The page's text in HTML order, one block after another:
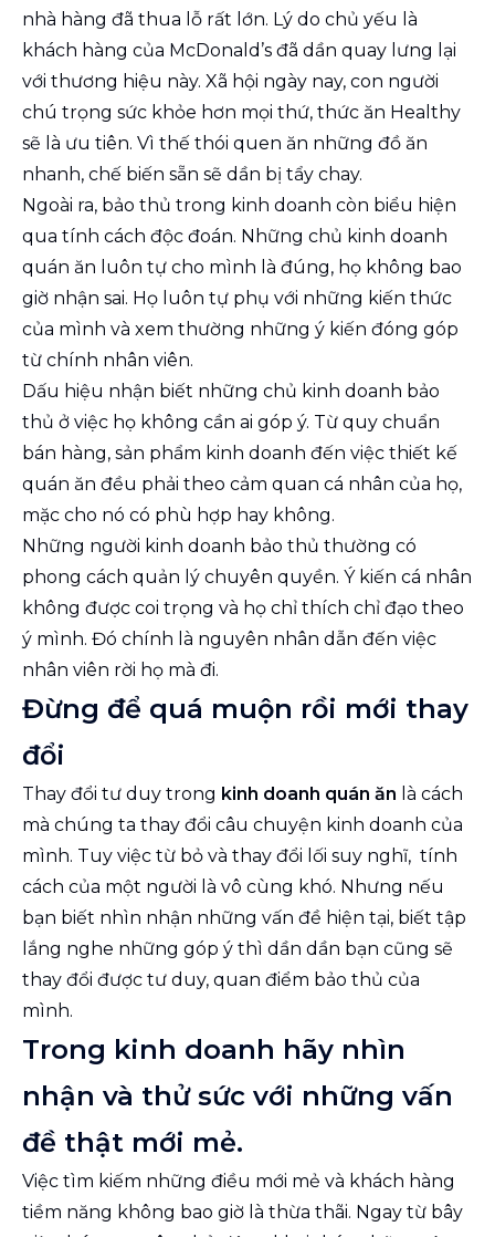
nhà hàng đã thua lỗ rất lớn. Lý do chủ yếu là
khách hàng của McDonald’s đã dần quay lưng lại
với thương hiệu này. Xã hội ngày nay, con người
chú trọng sức khỏe hơn mọi thứ, thức ăn Healthy
sẽ là ưu tiên. Vì thế thói quen ăn những đồ ăn
nhanh, chế biến sẵn sẽ dần bị tẩy chay.
Ngoài ra, bảo thủ trong kinh doanh còn biểu hiện
qua tính cách độc đoán. Những chủ kinh doanh
quán ăn luôn tự cho mình là đúng, họ không bao
giờ nhận sai. Họ luôn tự phụ với những kiến thức
của mình và xem thường những ý kiến đóng góp
từ chính nhân viên.
Dấu hiệu nhận biết những chủ kinh doanh bảo
thủ ở việc họ không cần ai góp ý. Từ quy chuẩn
bán hàng, sản phẩm kinh doanh đến việc thiết kế
quán ăn đều phải theo cảm quan cá nhân của họ,
mặc cho nó có phù hợp hay không.
Những người kinh doanh bảo thủ thường có
phong cách quản lý chuyên quyền. Ý kiến cá nhân
không được coi trọng và họ chỉ thích chỉ đạo theo
ý mình. Đó chính là nguyên nhân dẫn đến việc
nhân viên rời họ mà đi.
Đừng để quá muộn rồi mới thay
đổi
Thay đổi tư duy trong kinh doanh quán ăn là cách
mà chúng ta thay đổi câu chuyện kinh doanh của
mình. Tuy việc từ bỏ và thay đổi lối suy nghĩ, tính
cách của một người là vô cùng khó. Nhưng nếu
bạn biết nhìn nhận những vấn đề hiện tại, biết tập
lắng nghe những góp ý thì dần dần bạn cũng sẽ
thay đổi được tư duy, quan điểm bảo thủ của
mình.
Trong kinh doanh hãy nhìn
nhận và thử sức với những vấn
đề thật mới mẻ.
Việc tìm kiếm những điều mới mẻ và khách hàng
tiềm năng không bao giờ là thừa thãi. Ngay từ bây